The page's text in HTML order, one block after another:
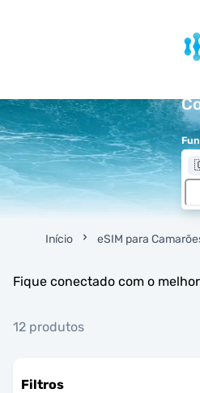
Início eSIM para
Fique conectado com o
12 produtos
Filtros